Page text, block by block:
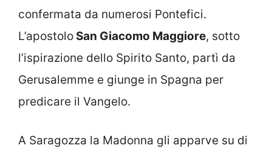
confermata da numerosi Pontefici.
L’apostolo San Giacomo Maggiore, sotto
l’ispirazione dello Spirito Santo, partì da
Gerusalemme e giunge in Spagna per
predicare il Vangelo.
A Saragozza la Madonna gli apparve su di